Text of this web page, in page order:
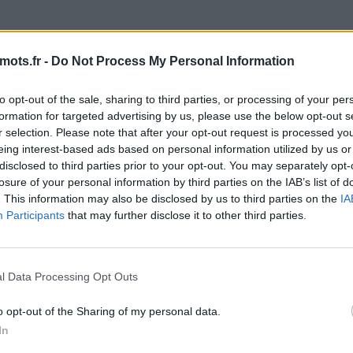
- Do Not Process My Personal Information
opt-out of the sale, sharing to third parties, or processing of your
for targeted advertising by us, please use the below opt-out
selection. Please note that after your opt-out request is processed
interest-based ads based on personal information utilized by us
to third parties prior to your opt-out. You may separately
of your personal information by third parties on the IAB’s list of
This information may also be disclosed by us to third parties on the
Participants that may further disclose it to other third parties.
Data Processing Opt Outs
opt-out of the Sharing of my personal data.
quotidiens de Maître des Mots. Les développeurs du
jour ! Cela signifie plus de plaisir pour nous tous,
ici, il y a de fortes chances que vous recherchiez Maître
a créé cette page et la mettra à jour tous les jours
d'ajouter cette page à vos signets afin que
lettres. Entrez toutes les